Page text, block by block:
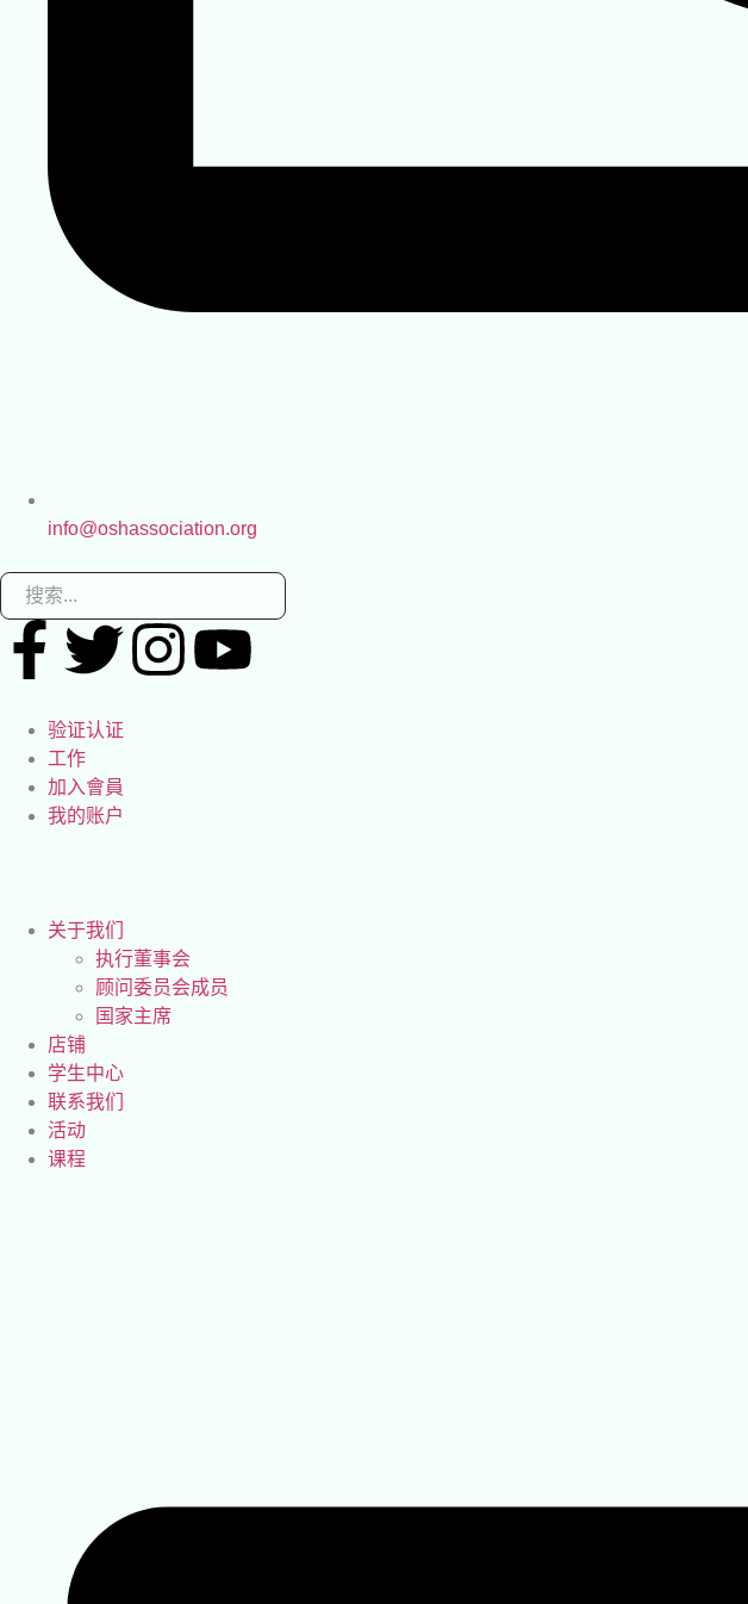
info@oshassociation.org
验证认证
工作
加入會員
我的账户
关于我们
执行董事会
顾问委员会成员
国家主席
店铺
学生中心
联系我们
活动
课程